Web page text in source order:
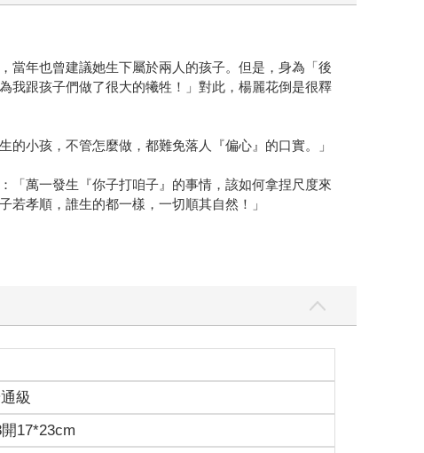
當年也曾建議她生下屬於兩人的孩子。但是，身為「後
我跟孩子們做了很大的犧牲！」對此，楊麗花倒是很釋
小孩，不管怎麼做，都難免落人『偏心』的口實。」
「萬一發生『你子打咱子』的事情，該如何拿捏尺度來
孝順，誰生的都一樣，一切順其自然！」
教她如何烹煮菜餚，顧好一家人的胃、顧好孩子們發
關切「阿姨」的健康情況，讓楊麗花感到相當窩心。
既心酸又著急，趕快就飛過去。」
級
17*23cm